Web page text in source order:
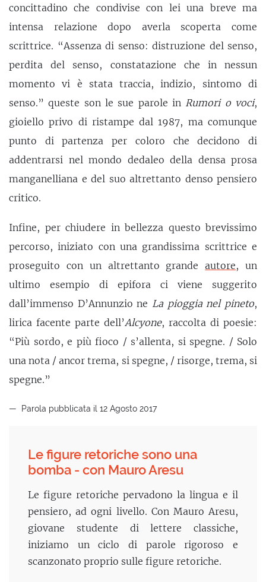
concittadino che condivise con lei una breve ma
intensa relazione dopo averla scoperta come
scrittrice. “Assenza di senso: distruzione del senso,
perdita del senso, constatazione che in nessun
momento vi è stata traccia, indizio, sintomo di
senso.” queste son le sue parole in Rumori o voci,
gioiello privo di ristampe dal 1987, ma comunque
punto di partenza per coloro che decidono di
addentrarsi nel mondo dedaleo della densa prosa
manganelliana e del suo altrettanto denso pensiero
critico.
Infine, per chiudere in bellezza questo brevissimo
percorso, iniziato con una grandissima scrittrice e
proseguito con un altrettanto grandeautore, un
ultimo esempio di epifora ci viene suggerito
dall’immenso D’Annunzio ne La pioggia nel pineto,
lirica facente parte dell’Alcyone, raccolta di poesie:
“Più sordo, e più fioco / s’allenta, si spegne. / Solo
una nota / ancor trema, si spegne, / risorge, trema, si
spegne.”
Parola pubblicata il 12 Agosto 2017
Le figure retoriche sono una
bomba - con Mauro Aresu
Le figure retoriche pervadono la lingua e il
pensiero, ad ogni livello. Con Mauro Aresu,
giovane studente di lettere classiche,
iniziamo un ciclo di parole rigoroso e
scanzonato proprio sulle figure retoriche.